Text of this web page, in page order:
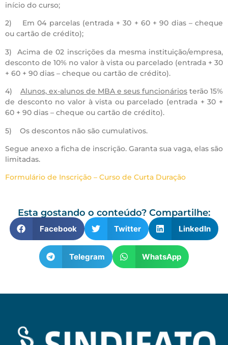
início do curso;
2) Em 04 parcelas (entrada + 30 + 60 + 90 dias – cheque
ou cartão de crédito);
3) Acima de 02 inscrições da mesma instituição/empresa,
desconto de 10% no valor à vista ou parcelado (entrada + 30
+ 60 + 90 dias – cheque ou cartão de crédito).
4) Alunos, ex-alunos de MBA e seus funcionários terão 15%
de desconto no valor à vista ou parcelado (entrada + 30 +
60 + 90 dias – cheque ou cartão de crédito).
5) Os descontos não são cumulativos.
Segue anexo a ficha de inscrição. Garanta sua vaga, elas são
limitadas.
Formulário de Inscrição – Curso de Curta Duração
Esta gostando o conteúdo? Compartilhe:
Facebook Twitter LinkedIn
Telegram WhatsApp